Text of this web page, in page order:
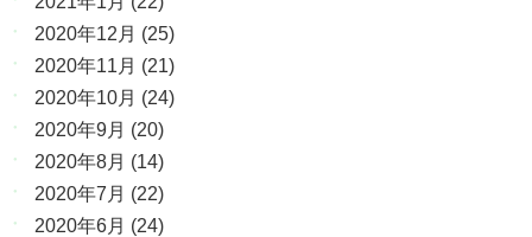
2020年12月 (25)
2020年11月 (21)
2020年10月 (24)
2020年9月 (20)
2020年8月 (14)
2020年7月 (22)
2020年6月 (24)